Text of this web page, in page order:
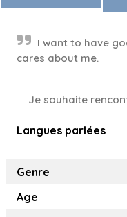
I want to have
cares about me.
Je souhaite
Langues parlées
Genre
Age